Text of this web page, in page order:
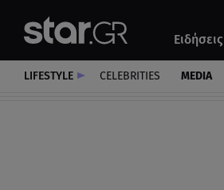
Ειδήσεις
Αυτοκίνητο
LIFESTYLE CELEBRITIES MEDIA